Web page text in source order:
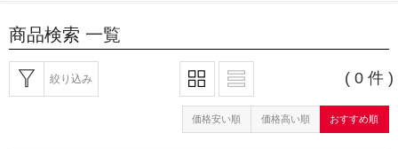
商品検索 一覧
絞り込み ( 0 件 )
価格安い順 価格高い順 おすすめ順